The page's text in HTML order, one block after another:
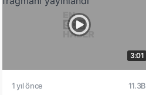
3:01
1 yıl önce 11.3B